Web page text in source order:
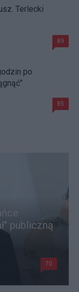
Terlecki
89
po
85
publiczną
70